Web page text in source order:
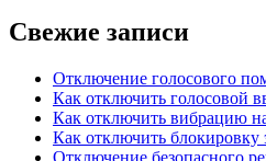
Свежие записи
Отключение голосового
Как отключить голосовой
Как отключить вибрацию
Как отключить блокировку